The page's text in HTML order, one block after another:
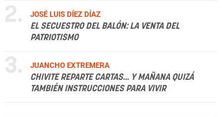
2.
JOSÉ LUIS DÍEZ DÍAZ
EL SECUESTRO DEL BALÓN: LA VENTA DEL
PATRIOTISMO
3.
JUANCHO EXTREMERA
CHIVITE REPARTE CARTAS... Y MAÑANA QUIZÁ
TAMBIÉN INSTRUCCIONES PARA VIVIR